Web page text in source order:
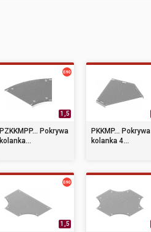
1,5
PZKKMPP... Pokrywa
kolanka...
PKKMP... Pokrywa
kolanka 4...
1,5